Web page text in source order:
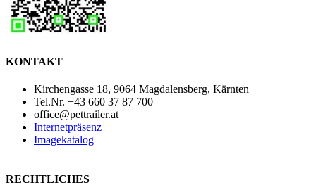
KONTAKT
Kirchengasse 18, 9064 Magdalensberg, Kärnten
Tel.Nr. +43 660 37 87 700
office@pettrailer.at
Internetpräsenz
Imagekatalog
RECHTLICHES